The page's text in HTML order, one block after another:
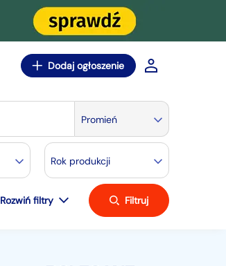
Dodaj ogłoszenie
Promień
Rok produkcji
Rozwiń filtry Filtruj